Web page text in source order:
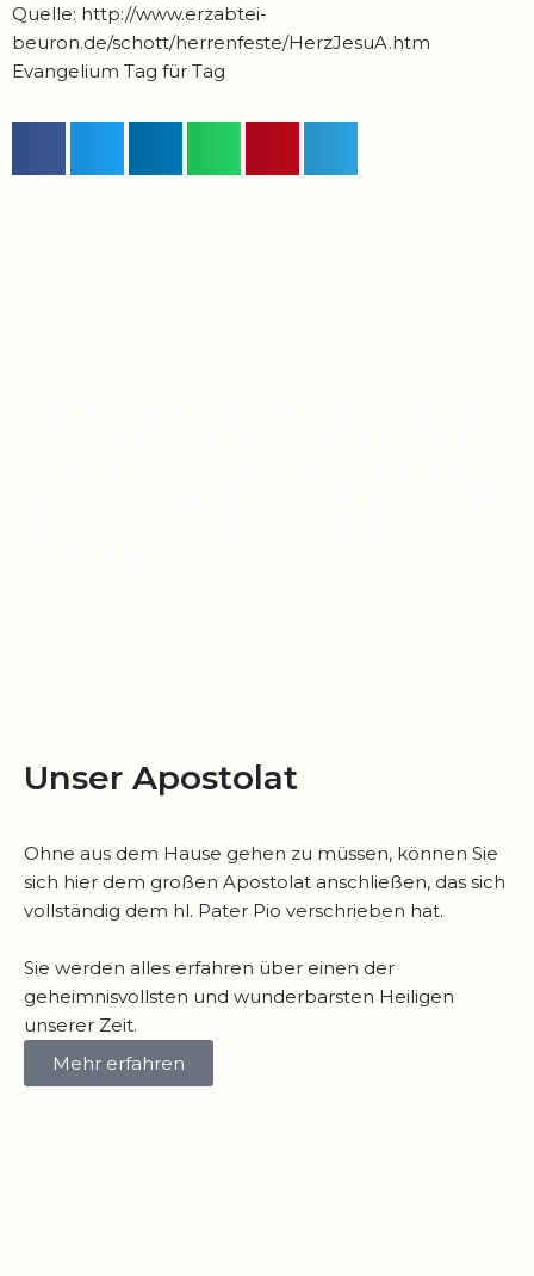
Quelle: http://www.erzabtei-
beuron.de/schott/herrenfeste/HerzJesuA.htm
Evangelium Tag für Tag
Unser Apostolat
Ohne aus dem Hause gehen zu müssen, können Sie
sich hier dem großen Apostolat anschließen, das sich
vollständig dem hl. Pater Pio verschrieben hat.
Sie werden alles erfahren über einen der
geheimnisvollsten und wunderbarsten Heiligen
unserer Zeit.
Mehr erfahren